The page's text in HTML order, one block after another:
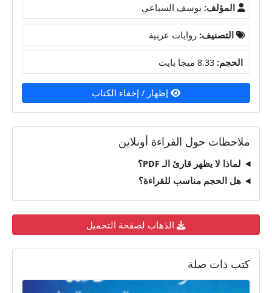
المؤلف: يوسف السباعي
التصنيف: روايات عربية
الحجم:
إظهار / إخفاء الكتاب
ملاحظات حول القراءة أونلاين
لماذا لا يظهر قارئ الـ PDF؟
هل الحجم مناسب للقراءة؟
الذهاب لصفحة التحميل
كتب ذات صلة